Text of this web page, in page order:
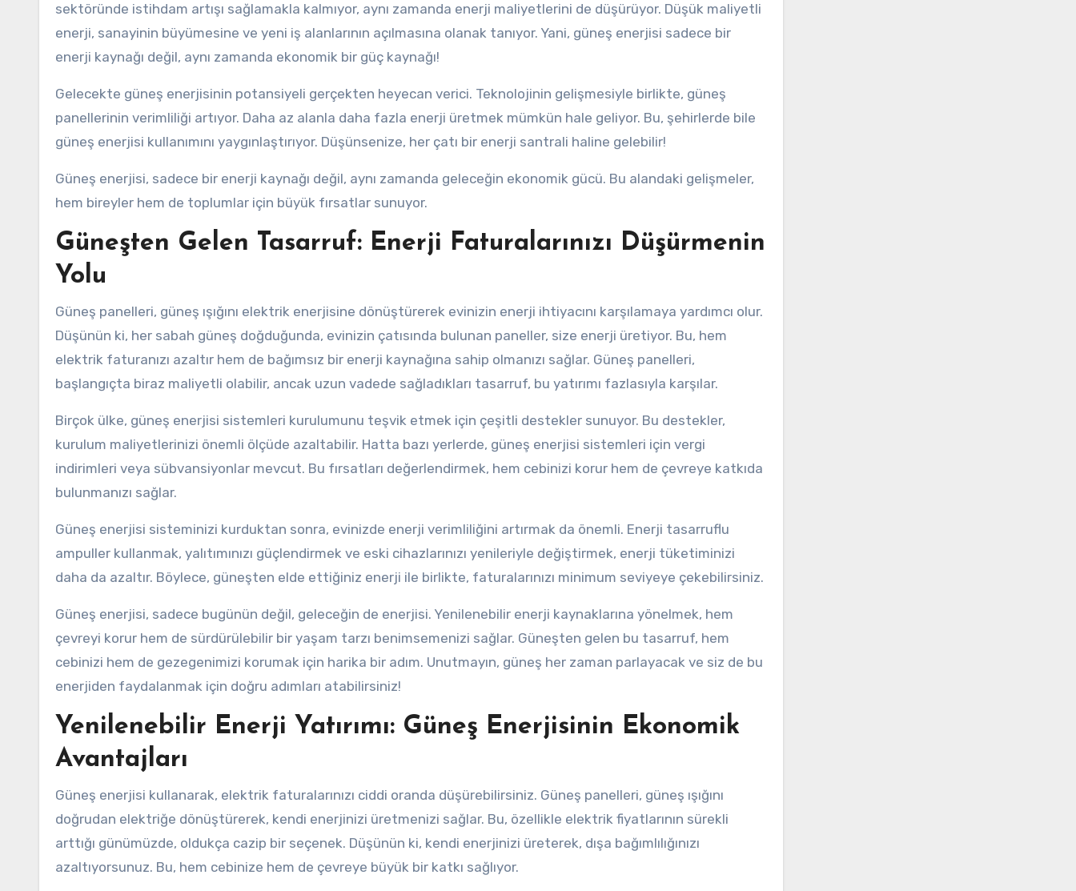
sektöründe istihdam artışı sağlamakla kalmıyor, aynı zamanda enerji maliyetlerini de düşürüyor. Düşük maliyetli
enerji, sanayinin büyümesine ve yeni iş alanlarının açılmasına olanak tanıyor. Yani, güneş enerjisi sadece bir
enerji kaynağı değil, aynı zamanda ekonomik bir güç kaynağı!
Gelecekte güneş enerjisinin potansiyeli gerçekten heyecan verici. Teknolojinin gelişmesiyle birlikte, güneş
panellerinin verimliliği artıyor. Daha az alanla daha fazla enerji üretmek mümkün hale geliyor. Bu, şehirlerde bile
güneş enerjisi kullanımını yaygınlaştırıyor. Düşünsenize, her çatı bir enerji santrali haline gelebilir!
Güneş enerjisi, sadece bir enerji kaynağı değil, aynı zamanda geleceğin ekonomik gücü. Bu alandaki gelişmeler,
hem bireyler hem de toplumlar için büyük fırsatlar sunuyor.
Güneşten Gelen Tasarruf: Enerji Faturalarınızı Düşürmenin
Yolu
Güneş panelleri, güneş ışığını elektrik enerjisine dönüştürerek evinizin enerji ihtiyacını karşılamaya yardımcı olur.
Düşünün ki, her sabah güneş doğduğunda, evinizin çatısında bulunan paneller, size enerji üretiyor. Bu, hem
elektrik faturanızı azaltır hem de bağımsız bir enerji kaynağına sahip olmanızı sağlar. Güneş panelleri,
başlangıçta biraz maliyetli olabilir, ancak uzun vadede sağladıkları tasarruf, bu yatırımı fazlasıyla karşılar.
Birçok ülke, güneş enerjisi sistemleri kurulumunu teşvik etmek için çeşitli destekler sunuyor. Bu destekler,
kurulum maliyetlerinizi önemli ölçüde azaltabilir. Hatta bazı yerlerde, güneş enerjisi sistemleri için vergi
indirimleri veya sübvansiyonlar mevcut. Bu fırsatları değerlendirmek, hem cebinizi korur hem de çevreye katkıda
bulunmanızı sağlar.
Güneş enerjisi sisteminizi kurduktan sonra, evinizde enerji verimliliğini artırmak da önemli. Enerji tasarruflu
ampuller kullanmak, yalıtımınızı güçlendirmek ve eski cihazlarınızı yenileriyle değiştirmek, enerji tüketiminizi
daha da azaltır. Böylece, güneşten elde ettiğiniz enerji ile birlikte, faturalarınızı minimum seviyeye çekebilirsiniz.
Güneş enerjisi, sadece bugünün değil, geleceğin de enerjisi. Yenilenebilir enerji kaynaklarına yönelmek, hem
çevreyi korur hem de sürdürülebilir bir yaşam tarzı benimsemenizi sağlar. Güneşten gelen bu tasarruf, hem
cebinizi hem de gezegenimizi korumak için harika bir adım. Unutmayın, güneş her zaman parlayacak ve siz de bu
enerjiden faydalanmak için doğru adımları atabilirsiniz!
Yenilenebilir Enerji Yatırımı: Güneş Enerjisinin Ekonomik
Avantajları
Güneş enerjisi kullanarak, elektrik faturalarınızı ciddi oranda düşürebilirsiniz. Güneş panelleri, güneş ışığını
doğrudan elektriğe dönüştürerek, kendi enerjinizi üretmenizi sağlar. Bu, özellikle elektrik fiyatlarının sürekli
arttığı günümüzde, oldukça cazip bir seçenek. Düşünün ki, kendi enerjinizi üreterek, dışa bağımlılığınızı
azaltıyorsunuz. Bu, hem cebinize hem de çevreye büyük bir katkı sağlıyor.